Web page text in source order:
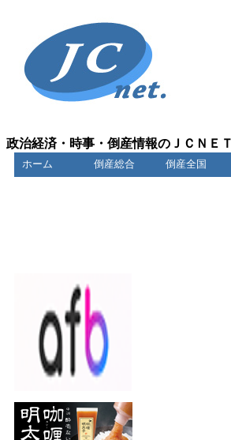
政治経済・時事・倒産情報のＪＣＮＥ
ホーム 倒産総合 倒産全国